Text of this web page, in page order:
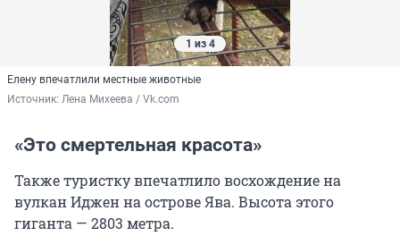
1 из 4
Елену впечатлили местные животные
Источник: Лена Михеева / Vk.com
«Это смертельная красота»
Также туристку впечатлило восхождение на
вулкан Иджен на острове Ява. Высота этого
гиганта — 2803 метра.